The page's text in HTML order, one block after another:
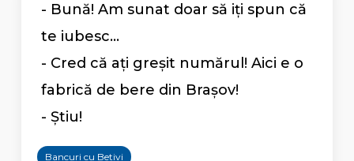
- Bună! Am sunat doar să iți spun că
te iubesc...
- Cred că ați greșit numărul! Aici e o
fabrică de bere din Brașov!
- Știu!
Bancuri cu Betivi